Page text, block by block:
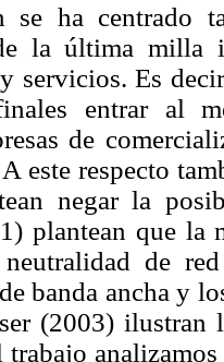
se ha centrado
la última milla
servicios. Es
entrar al
de
este respecto
negar la
plantean que la
de
banda ancha y
(2003) ilustran
trabajo